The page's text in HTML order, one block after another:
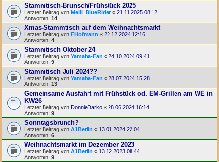
Stammtisch-Brunsch/Frühstück 2025
Letzter Beitrag von Melli_BlueRider« 21.11.2025 08:12
Antworten: 14
Xmas-Stammtisch auf dem Weihnachtsmarkt
Letzter Beitrag von FHofmann « 22.12.2024 12:16
Antworten: 4
Stammtisch Oktober 24
Letzter Beitrag von Yamaha-Fan « 24.10.2024 09:41
Antworten: 9
Stammtisch Juli 2024??
Letzter Beitrag von Yamaha-Fan « 28.07.2024 15:28
Antworten: 13
Gemeinsame Ausfahrt mit Frühstück od. EM-Grillen am WE in
KW26
Letzter Beitrag von DonnieDarko « 28.06.2024 16:14
Antworten: 9
Sonntagsbrunch?
Letzter Beitrag von A1Berlin « 13.01.2024 22:04
Antworten: 6
Weihnachtsmarkt im Dezember 2023
Letzter Beitrag von A1Berlin « 13.12.2023 08:44
Antworten: 9